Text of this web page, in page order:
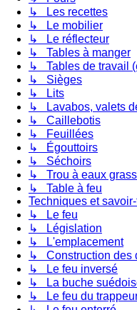
↳ Les recettes
↳ Le mobilier
↳ Le réflecteur
↳ Tables à manger
↳ Tables de travail
↳ Sièges
↳ Lits
↳ Lavabos, valets
↳ Caillebotis
↳ Feuillées
↳ Égouttoirs
↳ Séchoirs
↳ Trou à eaux
↳ Table à feu
Techniques et
↳ Le feu
↳ Législation
↳ L'emplacement
↳ Construction des
↳ Le feu inversé
↳ La buche
↳ Le feu du